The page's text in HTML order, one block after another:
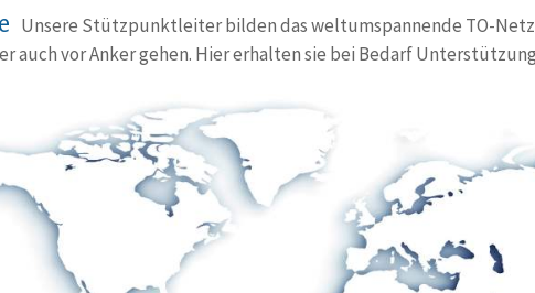
Unsere Stützpunktleiter bilden das weltumspannende TO-
auch vor Anker gehen. Hier erhalten sie bei Bedarf